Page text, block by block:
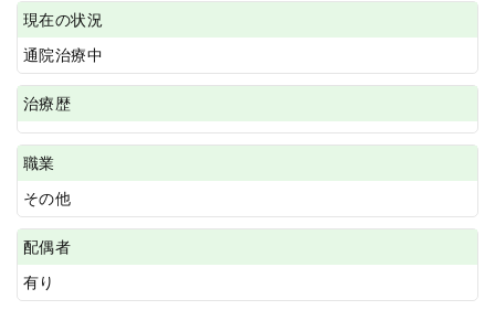
現在の状況
通院治療中
治療歴
職業
その他
配偶者
有り